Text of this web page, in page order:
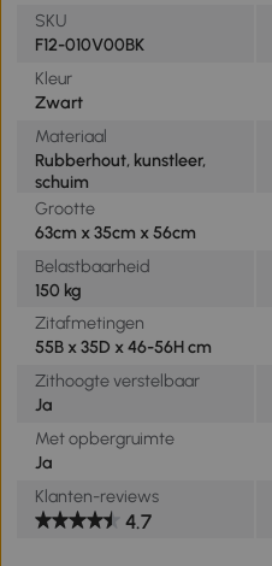
SKU
F12-010V00BK
Kleur
Zwart
Materiaal
Rubberhout, kunstleer,
schuim
Grootte
63cm x 35cm x 56cm
Belastbaarheid
150 kg
Zitafmetingen
55B x 35D x 46-56H cm
Zithoogte verstelbaar
Ja
Met opbergruimte
Ja
Klanten-reviews
4.7